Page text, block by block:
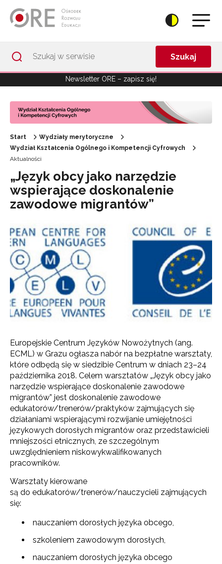
Szukaj
Newsletter ORE – zapisz się!
Start
Wydziały merytoryczne
Wydział Kształcenia Ogólnego i Kompetencji Cyfrowych
Aktualności
„Język obcy jako narzędzie
wspierające doskonalenie
zawodowe migrantów”
Europejskie Centrum Języków Nowożytnych (ang.
ECML) w Grazu ogłasza nabór na bezpłatne warsztaty,
które odbędą się w siedzibie Centrum w dniach 23–24
października 2018. Celem warsztatów „Język obcy jako
narzędzie wspierające doskonalenie zawodowe
migrantów” jest doskonalenie zawodowe
edukatorów/trenerów/praktyków zajmujących się
działaniami wspierającymi rozwijanie umiejętności
językowych dorosłych migrantów oraz przedstawicieli
mniejszości etnicznych, ze szczególnym
uwzględnieniem niskowykwalifikowanych
pracowników.
Warsztaty kierowane
są do edukatorów/trenerów/nauczycieli zajmujących
się:
nauczaniem dorosłych języka obcego,
szkoleniem zawodowym dorosłych,
nauczaniem dorosłych języka obcego